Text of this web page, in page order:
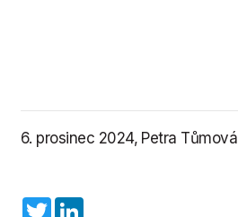
6. prosinec 2024, Petra Tůmová
Twitter